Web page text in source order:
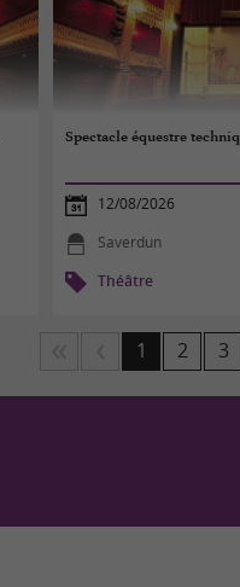
Spectacle équestre
12/08/2026
Saverdun
Théâtre
1 2 3